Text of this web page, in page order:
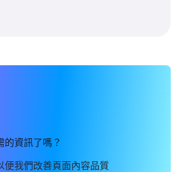
的資訊了嗎？
便我們改善頁面內容品質